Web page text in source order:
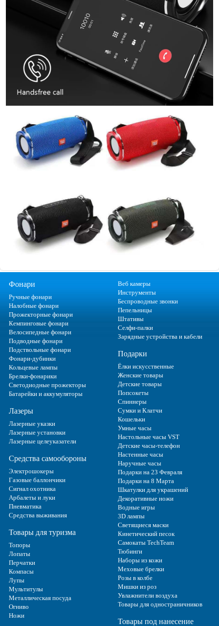
Фонари
Ручные фонари
Налобные фонари
Прожекторные фонари
Кемпинговые фонари
Велосипедные фонари
Подводные фонари
Подствольные фонари
Фонари-дубинки
Кольцевые лампы
Брелки-фонарики
Светодиодные прожекторы
Батарейки и аккумуляторы
Лазеры
Лазерные указки
Лазерные установки
Лазерные целеуказатели
Средства самообороны
Электрошокеры
Газовые баллончики
Сигнал охотника
Арбалеты и луки
Пневматика
Средства выживания
Товары для туризма
Топоры
Лопаты
Перчатки
Компасы
Лупы
Мультитулы
Металлическая посуда
Огниво
Ножи
Веб камеры
Инструменты
Беспроводные звонки
Пепельницы
Штативы
Селфи-палки
Зарядные устройства и кабели
Подарки
Ёлки искусственные
Женские товары
Детские товары
Попсокеты
Спиннеры
Сумки и Клатчи
Кошельки
Умные часы
Настольные часы VST
Детские часы-телефон
Настенные часы
Наручные часы
Подарки на 23 Февраля
Подарки на 8 Марта
Шкатулки для украшений
Декоративные ножи
Водные игры
3D лампы
Светящиеся маски
Кинетический песок
Самокаты TechTeam
Тюбинги
Наборы из кожи
Меховые брелки
Розы в колбе
Мишки из роз
Увлажнители воздуха
Товары для одностраничников
Товары под нанесение